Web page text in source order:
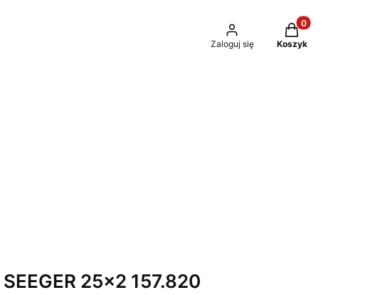
Zaloguj się
Produkty w
Koszyk
SEEGER 25x2 157.820